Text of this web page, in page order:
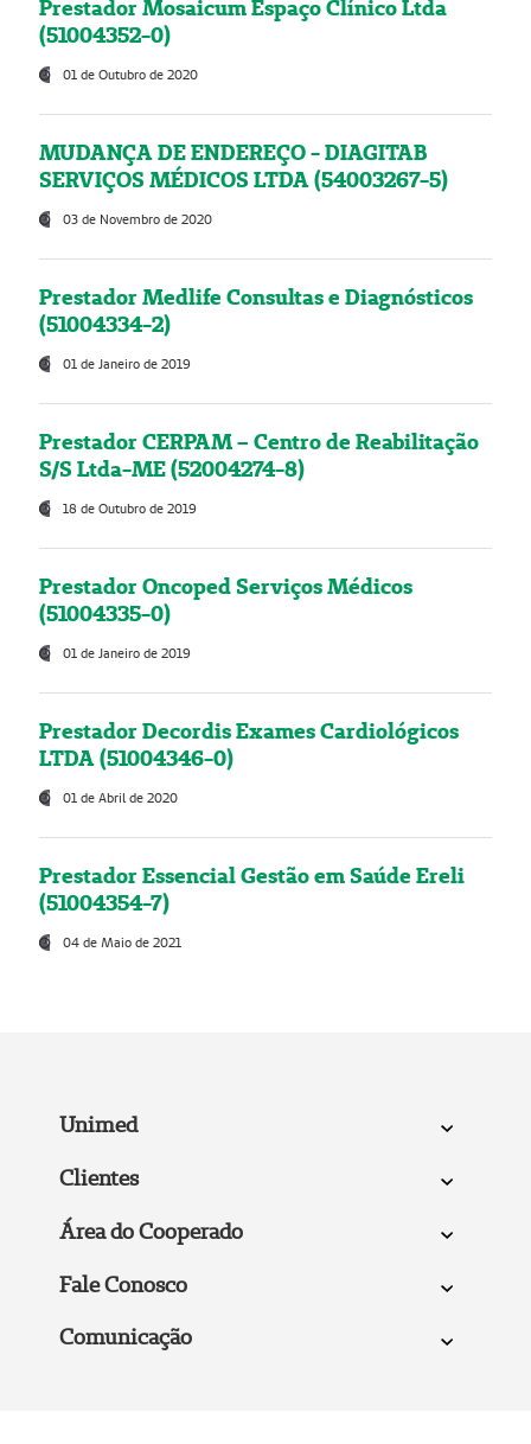
Prestador Mosaicum Espaço Clínico Ltda
(51004352-0)
01 de Outubro de 2020
MUDANÇA DE ENDEREÇO - DIAGITAB
SERVIÇOS MÉDICOS LTDA (54003267-5)
03 de Novembro de 2020
Prestador Medlife Consultas e Diagnósticos
(51004334-2)
01 de Janeiro de 2019
Prestador CERPAM – Centro de Reabilitação
S/S Ltda-ME (52004274-8)
18 de Outubro de 2019
Prestador Oncoped Serviços Médicos
(51004335-0)
01 de Janeiro de 2019
Prestador Decordis Exames Cardiológicos
LTDA (51004346-0)
01 de Abril de 2020
Prestador Essencial Gestão em Saúde Ereli
(51004354-7)
04 de Maio de 2021
Unimed
Clientes
Área do Cooperado
Fale Conosco
Comunicação